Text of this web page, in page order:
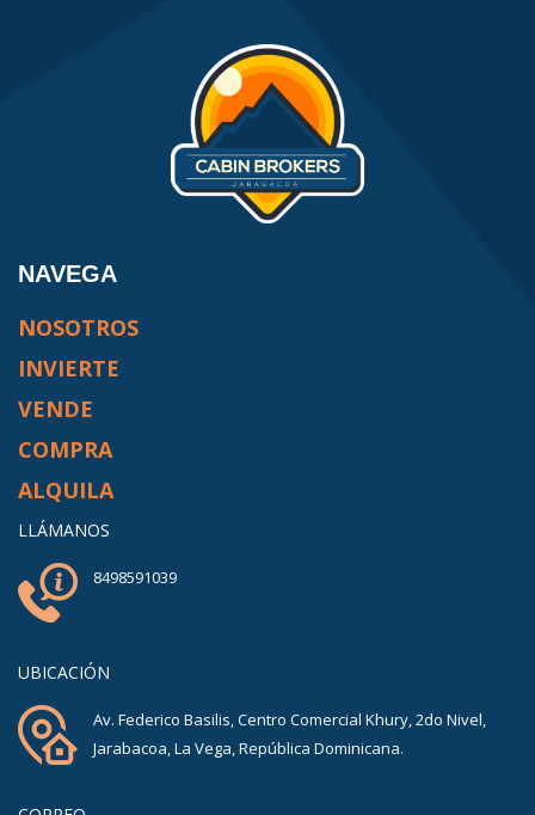
NAVEGA
NOSOTROS
INVIERTE
VENDE
COMPRA
ALQUILA
LLÁMANOS
8498591039
UBICACIÓN
Av. Federico Basilis, Centro Comercial Khury, 2do Nivel,
Jarabacoa, La Vega, República Dominicana.